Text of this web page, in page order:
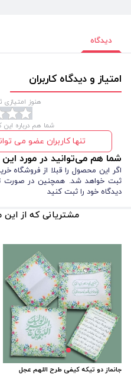
دیدگاه
امتیاز و دیدگاه کاربران
هنوز
شما هم درباره این
تنها کاربران عضو می
شما هم می‌توانید در مورد این
اگر این محصول را قبلا از فروشگاه
ثبت خواهد شد. همچنین در صورت
دیدگاه خود را ثبت کنید
مشتریانی که از این
جانماز دو تیکه کیفی طرح اللهم عجل